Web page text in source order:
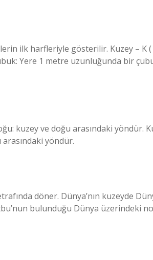
ilk harfleriyle gösterilir. Kuzey – K (
Yere 1 metre uzunluğunda bir
kuzey ve doğu arasındaki yöndür.
yöndür.
döner. Dünya’nın kuzeyde
bulunduğu Dünya üzerindeki